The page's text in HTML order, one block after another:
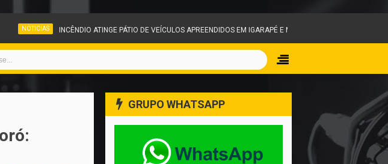
ATINGE PÁTIO DE VEÍCULOS APREENDIDOS EM IGARAPÉ E MOBILIZA EQUIPES DO CORPO DE BOMBEIROS
GRUPO WHATSAPP